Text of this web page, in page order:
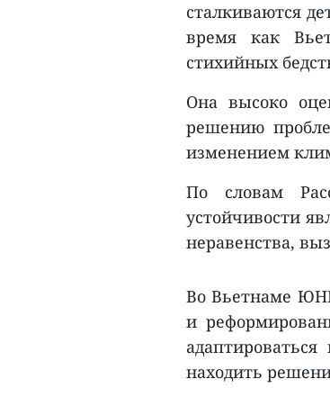
сталкиваются
время как
стихийных
Она высоко
решению
изменением
По словам
устойчивости
неравенства,
Во Вьетнаме
и
находить